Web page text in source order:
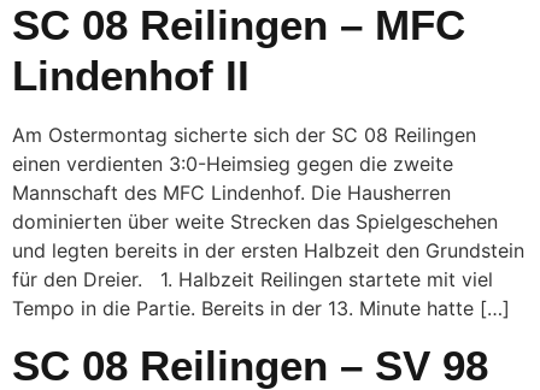
SC 08 Reilingen – MFC
Lindenhof II
Am Ostermontag sicherte sich der SC 08 Reilingen
einen verdienten 3:0-Heimsieg gegen die zweite
Mannschaft des MFC Lindenhof. Die Hausherren
dominierten über weite Strecken das Spielgeschehen
und legten bereits in der ersten Halbzeit den Grundstein
für den Dreier. 1. Halbzeit Reilingen startete mit viel
Tempo in die Partie. Bereits in der 13. Minute hatte […]
SC 08 Reilingen – SV 98